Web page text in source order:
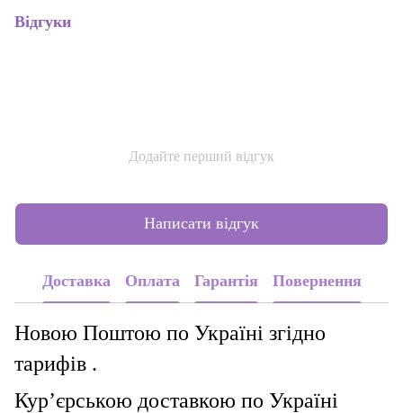
Відгуки
Додайте перший відгук
Написати відгук
Доставка Оплата Гарантія Повернення
Новою Поштою по Україні згідно
тарифів .
Кур’єрською доставкою по Україні